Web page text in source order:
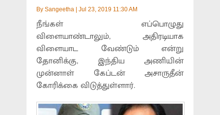
By Sangeetha Jul 23, 2019 11:30 AM
நீங்கள் எப்பொழுது
விளையாண்டாலும், அதிரடியாக
விளையாட வேண்டும் என்று
தோனிக்கு, இந்திய அணியின்
முன்னாள் கேப்டன் அசாருதீன்
கோரிக்கை விடுத்துள்ளார்.